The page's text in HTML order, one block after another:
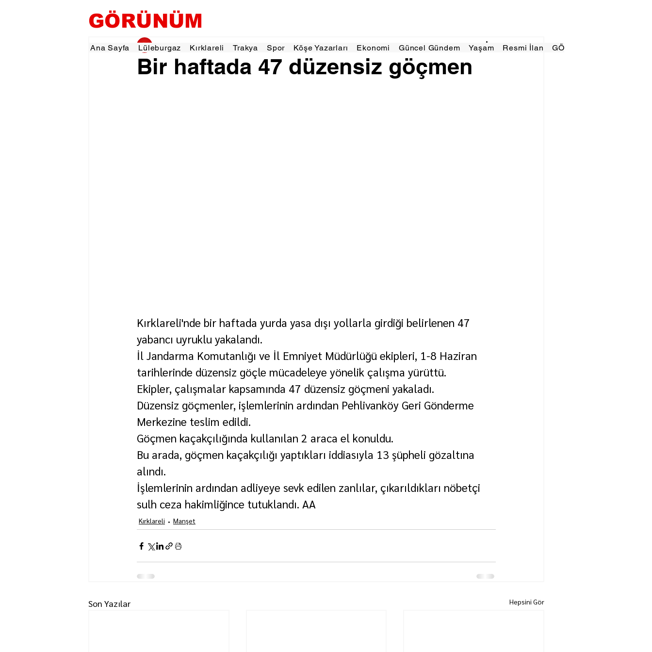
GÖRÜNÜM
Ana Sayfa Lüleburgaz Kırklareli Trakya Spor Köşe Yazarları Ekonomi Güncel Gündem Yaşam Resmi İlan GÖRÜNÜMTV
Bir haftada 47 düzensiz göçmen
gorunumhaber 10 Haz 2024 1 dakikada okunur
Kırklareli'nde bir haftada yurda yasa dışı yollarla girdiği belirlenen 47
yabancı uyruklu yakalandı.
İl Jandarma Komutanlığı ve İl Emniyet Müdürlüğü ekipleri, 1-8 Haziran
tarihlerinde düzensiz göçle mücadeleye yönelik çalışma yürüttü.
Ekipler, çalışmalar kapsamında 47 düzensiz göçmeni yakaladı.
Düzensiz göçmenler, işlemlerinin ardından Pehlivanköy Geri Gönderme
Merkezine teslim edildi.
Göçmen kaçakçılığında kullanılan 2 araca el konuldu.
Bu arada, göçmen kaçakçılığı yaptıkları iddiasıyla 13 şüpheli gözaltına
alındı.
İşlemlerinin ardından adliyeye sevk edilen zanlılar, çıkarıldıkları nöbetçi
sulh ceza hakimliğince tutuklandı. AA
Kırklareli Manşet
Son Yazılar Hepsini Gör